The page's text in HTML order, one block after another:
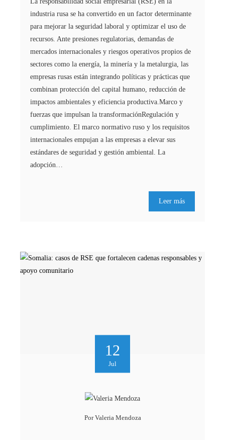
industria rusa se ha convertido en un factor determinante
para mejorar la seguridad laboral y optimizar el uso de
recursos. Ante presiones regulatorias, demandas de
mercados internacionales y riesgos operativos propios de
sectores como la energía, la minería y la metalurgia, las
empresas rusas están integrando políticas y prácticas que
combinan protección del capital humano, reducción de
impactos ambientales y eficiencia productiva.Marco y
fuerzas que impulsan la transformaciónRegulación y
cumplimiento. El marco normativo ruso y los requisitos
internacionales empujan a las empresas a elevar sus
estándares de seguridad y gestión ambiental. La
adopción…
Leer más
12
Jul
PorValeria Mendoza